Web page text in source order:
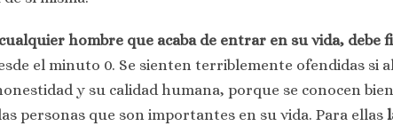
cualquier hombre que acaba de entrar en su vida, debe
el minuto 0. Se sienten terriblemente ofendidas si
y su calidad humana, porque se conocen
personas que son importantes en su vida. Para ellas